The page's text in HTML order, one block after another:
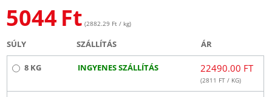
5044 Ft (2882.29 Ft / kg)
SÚLY SZÁLLÍTÁS ÁR
8 KG INGYENES SZÁLLÍTÁS 22490.00 FT
(2811 FT / KG)